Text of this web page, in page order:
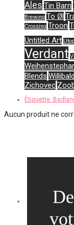
Ales Tin Barn
Brewing To Øl
Crossing Troon
Untitled Art
Verdant
Blends Willibald
Zichovec
Étiquette:
Aucun produit ne